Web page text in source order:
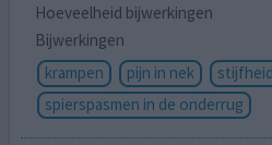
Hoeveelheid bijwerkingen
Bijwerkingen
krampen
pijn in nek
spierspasmen in de onderrug